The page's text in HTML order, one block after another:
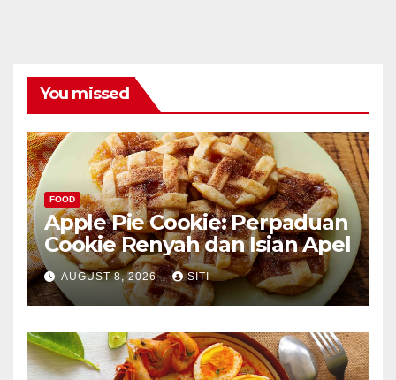
You missed
FOOD
Apple Pie Cookie: Perpaduan
Cookie Renyah dan Isian Apel
AUGUST 8, 2026 SITI